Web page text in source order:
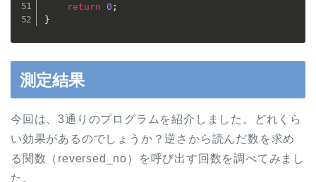
return 0 ;
}
測定結果
今回は、3通りのプログラムを紹介しました。どれくら
い効果があるのでしょうか？逆さから読んだ数を求め
る関数（reversed_no）を呼び出す回数を調べてみまし
た。